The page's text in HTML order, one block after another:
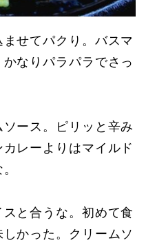
せてパクり。バスマ
なりパラパラでさっ
ース。ピリッと辛み
レーよりはマイルド
と合うな。初めて食
かった。クリームソ